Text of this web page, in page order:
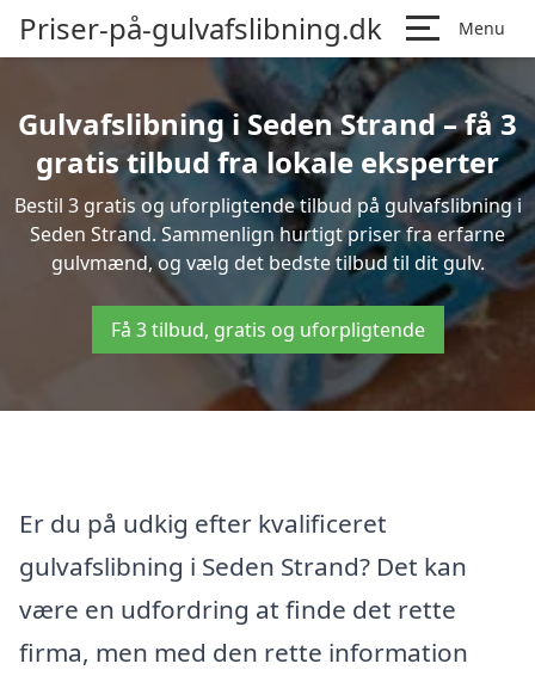
Priser-på-gulvafslibning.dk Menu
Gulvafslibning i Seden Strand – få 3
gratis tilbud fra lokale eksperter
Bestil 3 gratis og uforpligtende tilbud på gulvafslibning i
Seden Strand. Sammenlign hurtigt priser fra erfarne
gulvmænd, og vælg det bedste tilbud til dit gulv.
Få 3 tilbud, gratis og uforpligtende
Er du på udkig efter kvalificeret
gulvafslibning i Seden Strand? Det kan
være en udfordring at finde det rette
firma, men med den rette information